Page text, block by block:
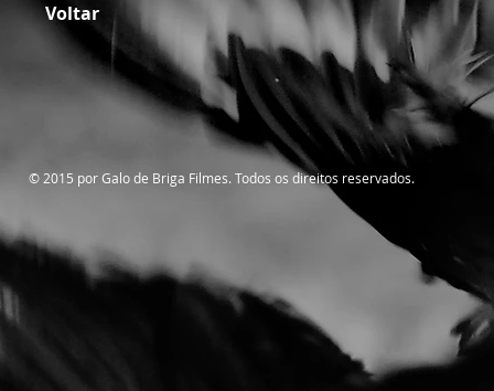
Voltar
© 2015 por Galo de Briga Filmes. Todos os direitos reservados.